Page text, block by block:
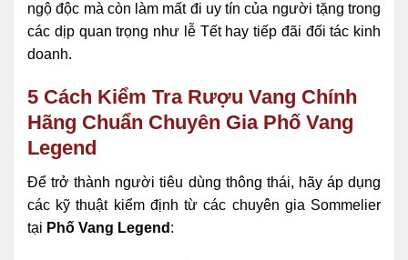
ngộ độc mà còn làm mất đi uy tín của người tặng trong
các dịp quan trọng như lễ Tết hay tiếp đãi đối tác kinh
doanh.
5 Cách Kiểm Tra Rượu Vang Chính
Hãng Chuẩn Chuyên Gia Phố Vang
Legend
Để trở thành người tiêu dùng thông thái, hãy áp dụng
các kỹ thuật kiểm định từ các chuyên gia Sommelier
tại Phố Vang Legend :